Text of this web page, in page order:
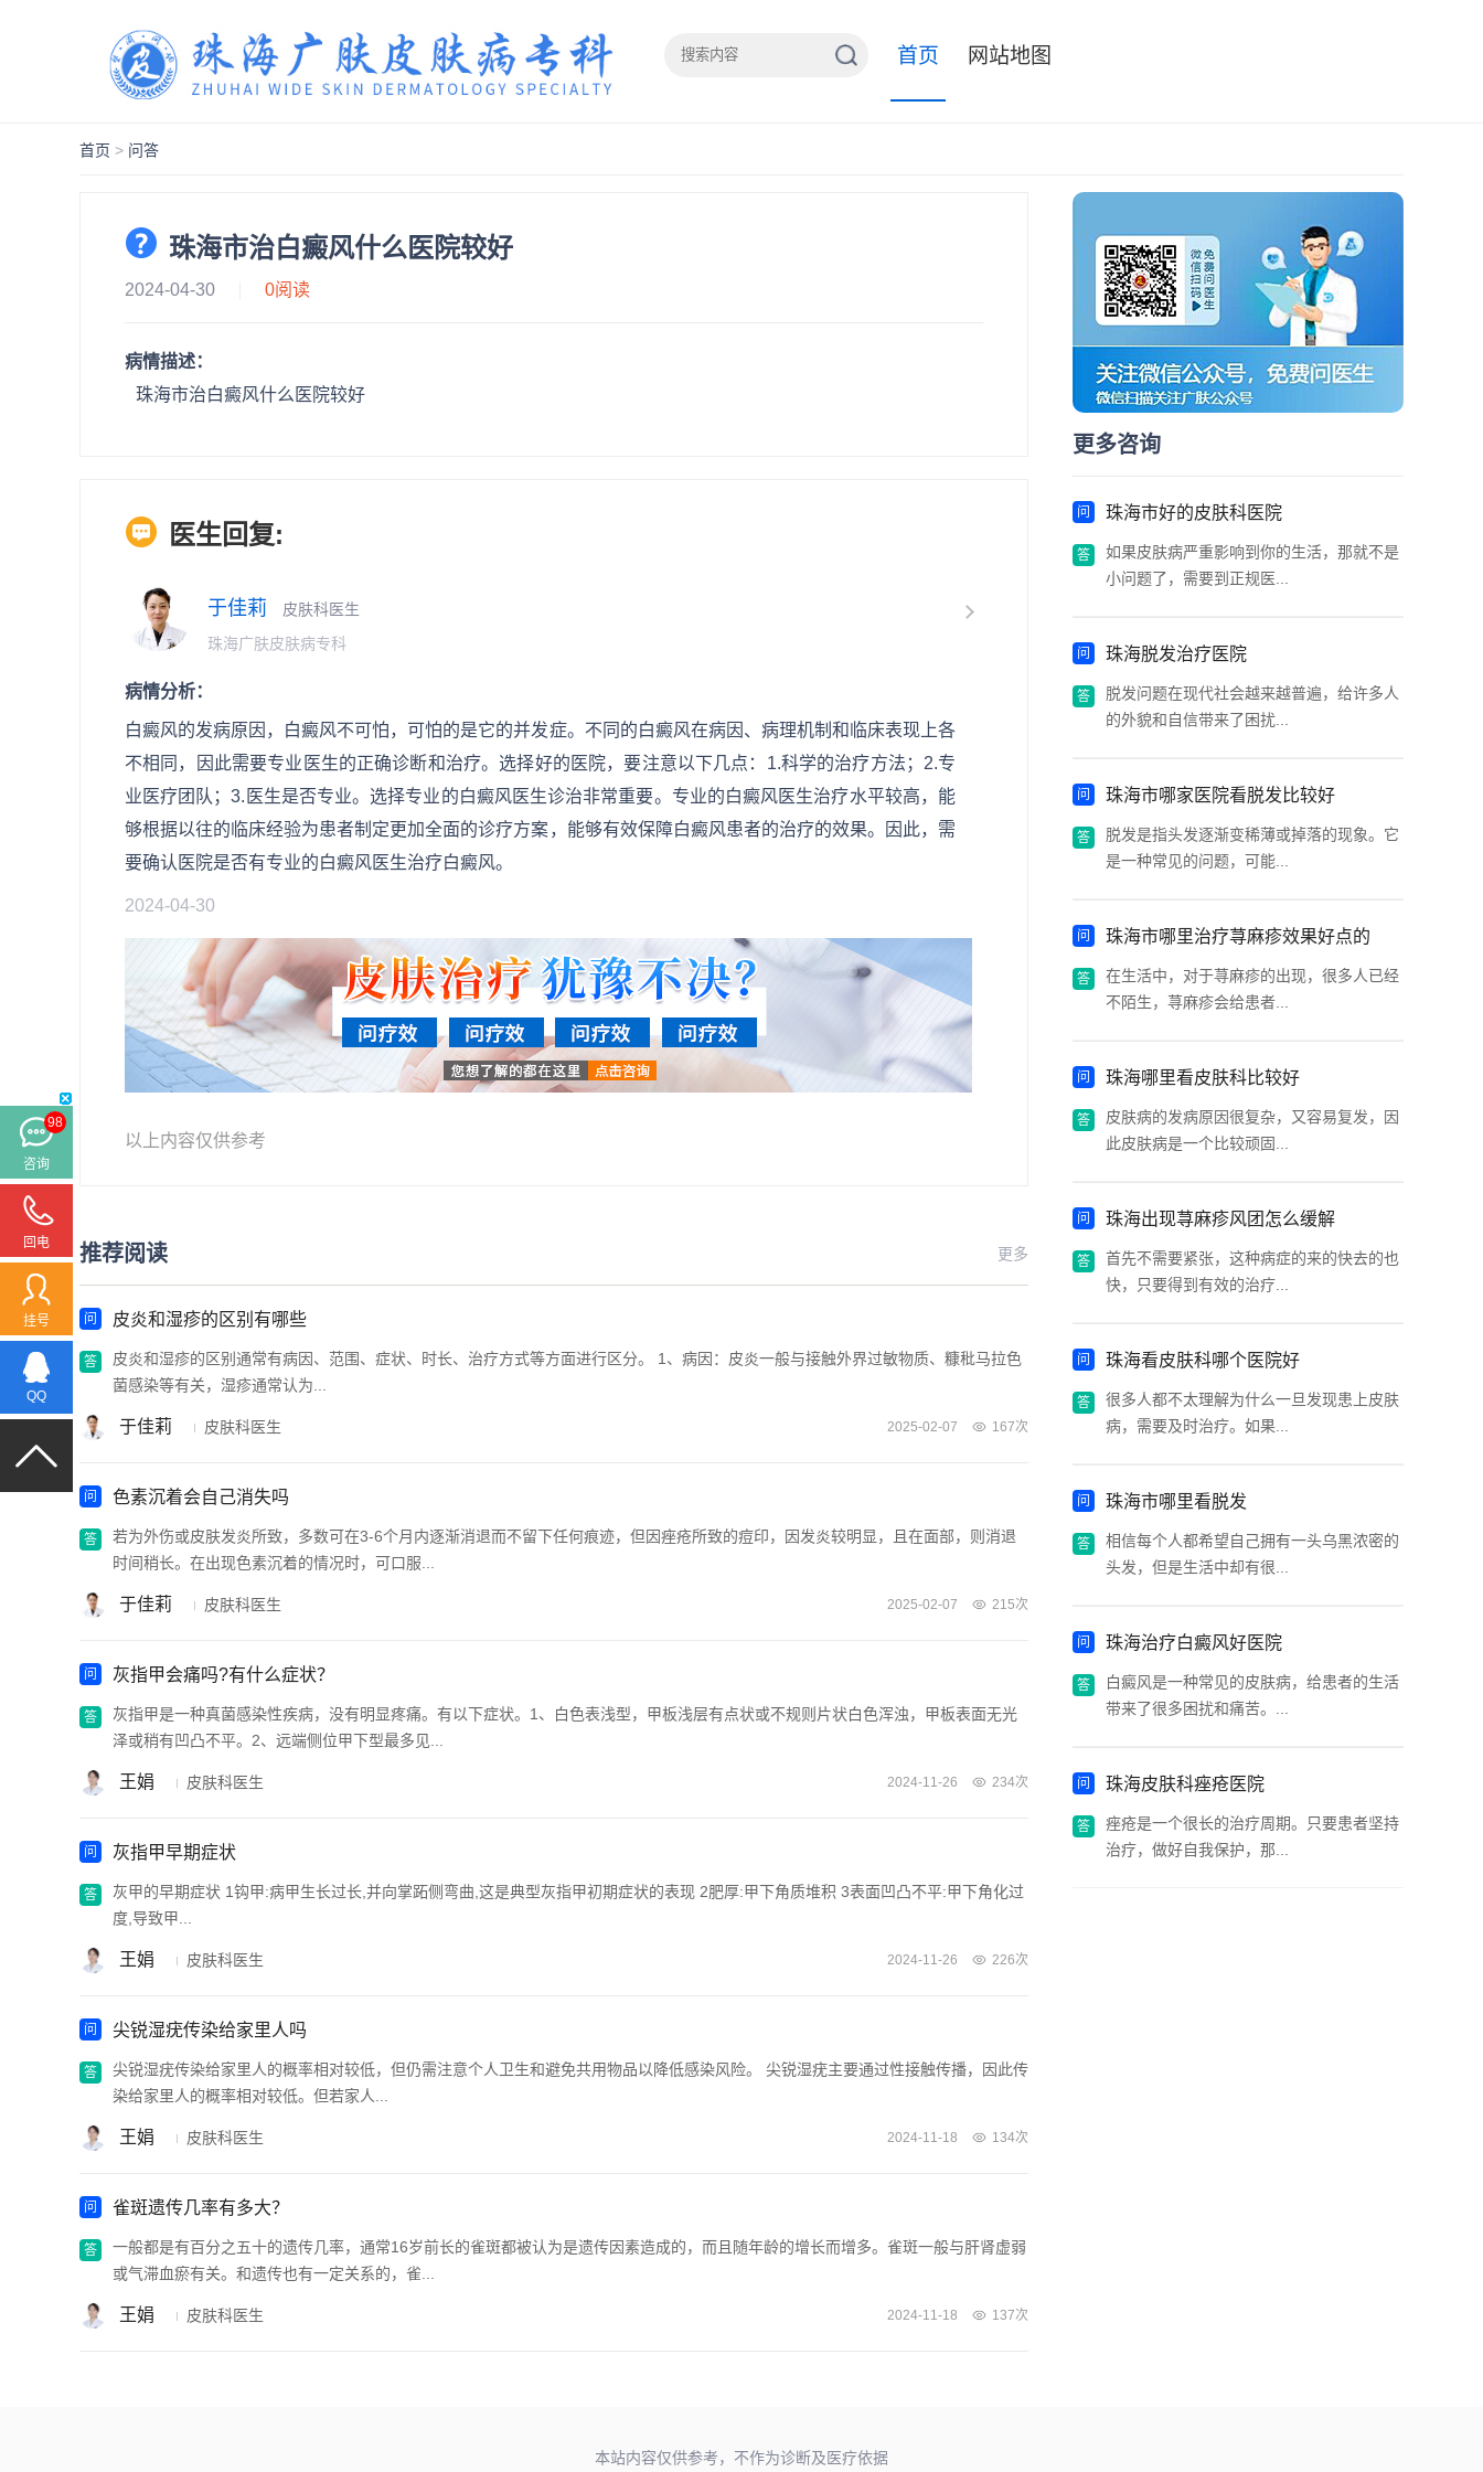
首页 网站地图
首页 > 问答
珠海市治白癜风什么医院较好
2024-04-30 0阅读
病情描述：
珠海市治白癜风什么医院较好
医生回复:
于佳莉
皮肤科医生
珠海广肤皮肤病专科
病情分析：
白癜风的发病原因，白癜风不可怕，可怕的是它的并发症。不同的白癜风在病因、病理机制和临床表现上各
不相同，因此需要专业医生的正确诊断和治疗。选择好的医院，要注意以下几点：1.科学的治疗方法；2.专
业医疗团队；3.医生是否专业。选择专业的白癜风医生诊治非常重要。专业的白癜风医生治疗水平较高，能
够根据以往的临床经验为患者制定更加全面的诊疗方案，能够有效保障白癜风患者的治疗的效果。因此，需
要确认医院是否有专业的白癜风医生治疗白癜风。
2024-04-30
以上内容仅供参考
推荐阅读 更多
皮炎和湿疹的区别有哪些
皮炎和湿疹的区别通常有病因、范围、症状、时长、治疗方式等方面进行区分。 1、病因：皮炎一般与接触外界过敏物质、糠秕马拉色
菌感染等有关，湿疹通常认为...
于佳莉 皮肤科医生 2025-02-07 167次
色素沉着会自己消失吗
若为外伤或皮肤发炎所致，多数可在3-6个月内逐渐消退而不留下任何痕迹，但因痤疮所致的痘印，因发炎较明显，且在面部，则消退
时间稍长。在出现色素沉着的情况时，可口服...
于佳莉 皮肤科医生 2025-02-07 215次
灰指甲会痛吗?有什么症状？
灰指甲是一种真菌感染性疾病，没有明显疼痛。有以下症状。1、白色表浅型，甲板浅层有点状或不规则片状白色浑浊，甲板表面无光
泽或稍有凹凸不平。2、远端侧位甲下型最多见...
王娟 皮肤科医生 2024-11-26 234次
灰指甲早期症状
灰甲的早期症状 1钩甲:病甲生长过长,并向掌跖侧弯曲,这是典型灰指甲初期症状的表现 2肥厚:甲下角质堆积 3表面凹凸不平:甲下角化过
度,导致甲...
王娟 皮肤科医生 2024-11-26 226次
尖锐湿疣传染给家里人吗
尖锐湿疣传染给家里人的概率相对较低，但仍需注意个人卫生和避免共用物品以降低感染风险。 尖锐湿疣主要通过性接触传播，因此传
染给家里人的概率相对较低。但若家人...
王娟 皮肤科医生 2024-11-18 134次
雀斑遗传几率有多大？
一般都是有百分之五十的遗传几率，通常16岁前长的雀斑都被认为是遗传因素造成的，而且随年龄的增长而增多。雀斑一般与肝肾虚弱
或气滞血瘀有关。和遗传也有一定关系的，雀...
王娟 皮肤科医生 2024-11-18 137次
更多咨询
珠海市好的皮肤科医院
如果皮肤病严重影响到你的生活，那就不是
小问题了，需要到正规医...
珠海脱发治疗医院
脱发问题在现代社会越来越普遍，给许多人
的外貌和自信带来了困扰...
珠海市哪家医院看脱发比较好
脱发是指头发逐渐变稀薄或掉落的现象。它
是一种常见的问题，可能...
珠海市哪里治疗荨麻疹效果好点的
在生活中，对于荨麻疹的出现，很多人已经
不陌生，荨麻疹会给患者...
珠海哪里看皮肤科比较好
皮肤病的发病原因很复杂，又容易复发，因
此皮肤病是一个比较顽固...
珠海出现荨麻疹风团怎么缓解
首先不需要紧张，这种病症的来的快去的也
快，只要得到有效的治疗...
珠海看皮肤科哪个医院好
很多人都不太理解为什么一旦发现患上皮肤
病，需要及时治疗。如果...
珠海市哪里看脱发
相信每个人都希望自己拥有一头乌黑浓密的
头发，但是生活中却有很...
珠海治疗白癜风好医院
白癜风是一种常见的皮肤病，给患者的生活
带来了很多困扰和痛苦。...
珠海皮肤科痤疮医院
痤疮是一个很长的治疗周期。只要患者坚持
治疗，做好自我保护，那...
本站内容仅供参考，不作为诊断及医疗依据
98
咨询
回电
挂号
QQ